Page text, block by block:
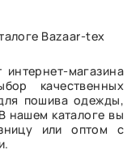
Bazaar-tex
магазина
качественных
пошива одежды,
нашем каталоге вы
или оптом с